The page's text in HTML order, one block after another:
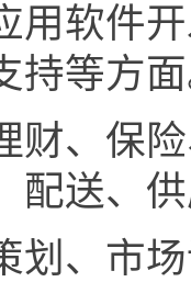
用软件
持等方
财、保
配送、
划、市